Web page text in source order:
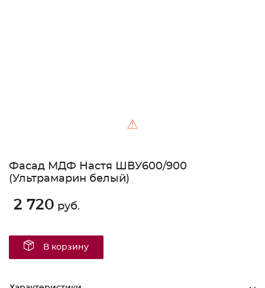
⚠
Фасад МДФ Настя ШВУ600/900
(Ультрамарин белый)
2 720 руб.
В корзину